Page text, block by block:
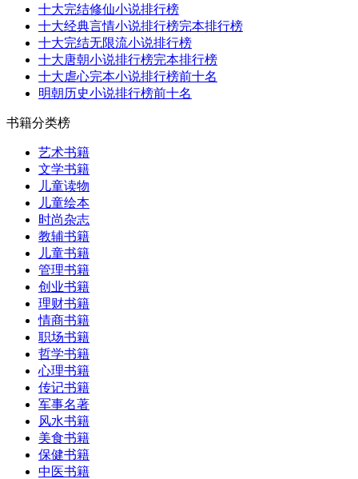
十大完结修仙小说排行榜
十大经典言情小说排行榜完本排行榜
十大完结无限流小说排行榜
十大唐朝小说排行榜完本排行榜
十大虐心完本小说排行榜前十名
明朝历史小说排行榜前十名
书籍分类榜
艺术书籍
文学书籍
儿童读物
儿童绘本
时尚杂志
教辅书籍
儿童书籍
管理书籍
创业书籍
理财书籍
情商书籍
职场书籍
哲学书籍
心理书籍
传记书籍
军事名著
风水书籍
美食书籍
保健书籍
中医书籍